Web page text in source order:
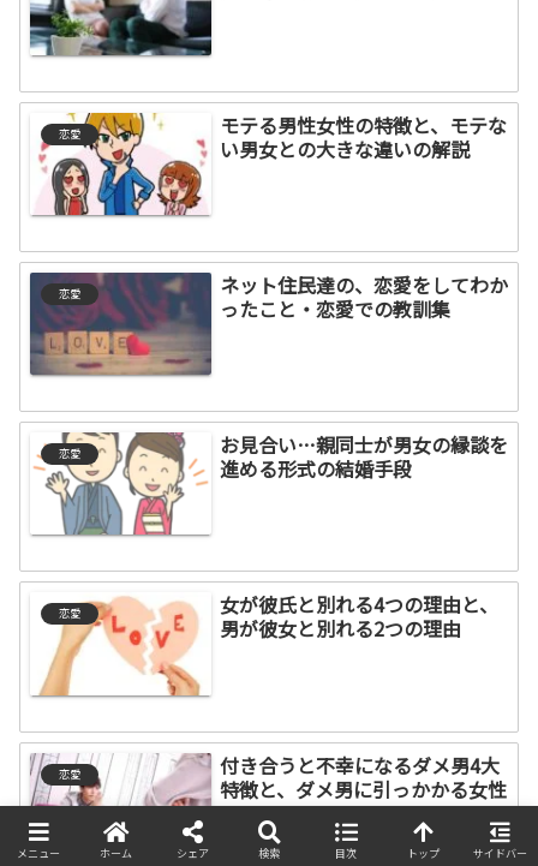
恋愛
モテる男性女性の特徴と、モテな
い男女との大きな違いの解説
恋愛
ネット住民達の、恋愛をしてわか
ったこと・恋愛での教訓集
恋愛
お見合い…親同士が男女の縁談を
進める形式の結婚手段
恋愛
女が彼氏と別れる4つの理由と、
男が彼女と別れる2つの理由
恋愛
付き合うと不幸になるダメ男4大
特徴と、ダメ男に引っかかる女性
メニュー ホーム シェア 検索 目次 トップ サイドバー